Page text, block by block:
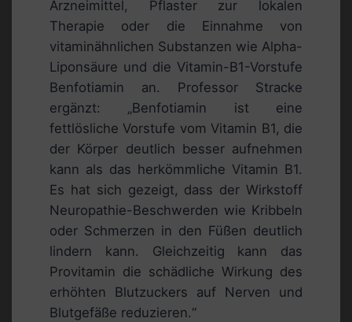
Arzneimittel, Pflaster zur lokalen
Therapie oder die Einnahme von
vitaminähnlichen Substanzen wie Alpha-
Liponsäure und die Vitamin-B1-Vorstufe
Benfotiamin an. Professor Stracke
ergänzt: „Benfotiamin ist eine
fettlösliche Vorstufe vom Vitamin B1, die
der Körper deutlich besser aufnehmen
kann als das herkömmliche Vitamin B1.
Es hat sich gezeigt, dass der Wirkstoff
Neuropathie-Beschwerden wie Kribbeln
oder Schmerzen in den Füßen deutlich
lindern kann. Gleichzeitig kann das
Provitamin die schädliche Wirkung des
erhöhten Blutzuckers auf Nerven und
Blutgefäße reduzieren.“